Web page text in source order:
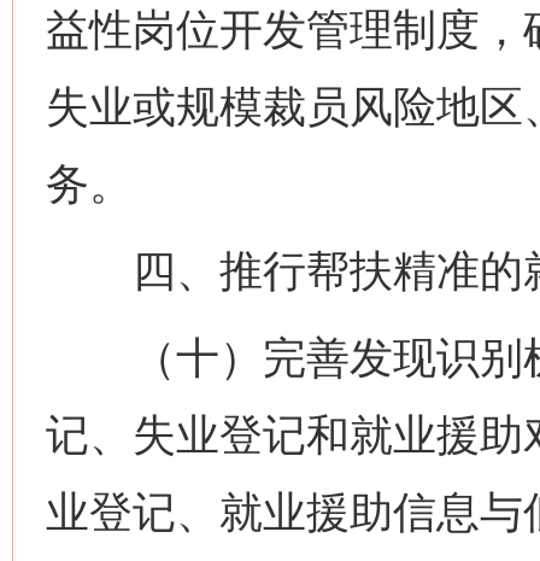
益性岗位开发管理制度
失业或规模裁员风险地
务。
四、推行帮扶精准的
（十）完善发现识别
记、失业登记和就业援
业登记、就业援助信息